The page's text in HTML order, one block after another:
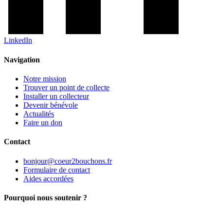
LinkedIn
Navigation
Notre mission
Trouver un point de collecte
Installer un collecteur
Devenir bénévole
Actualités
Faire un don
Contact
bonjour@coeur2bouchons.fr
Formulaire de contact
Aides accordées
Pourquoi nous soutenir ?